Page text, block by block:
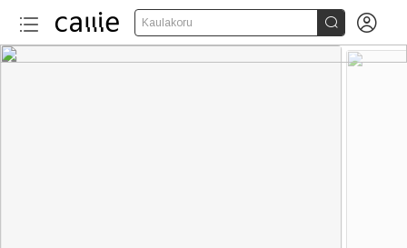
Kaulakoru  